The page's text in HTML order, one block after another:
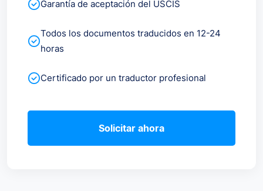
Garantía de aceptación del USCIS
Todos los documentos traducidos en 12-24
horas
Certificado por un traductor profesional
Solicitar ahora